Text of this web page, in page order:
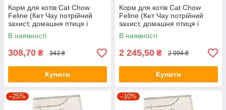
Корм для котів Cat Chow
Feline (Кет Чау потрійний
захист, домашня птиця і
індичка), 1,5кг.
В наявності
308,70 ₴ 343 ₴
Купити
Корм для котів Cat Chow
Feline (Кет Чау потрійний
захист, домашня птиця і
індичка), 15кг.
В наявності
2 245,50 ₴ 2 994 ₴
Купити
–25% –10%